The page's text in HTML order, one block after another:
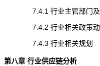
7.4.1 行业主管部门及
7.4.2 行业相关政策动
7.4.3 行业相关规划
第八章 行业供应链分析